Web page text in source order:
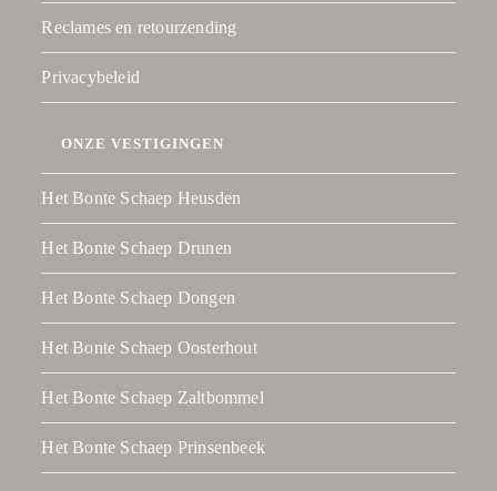
Reclames en retourzending
Privacybeleid
ONZE VESTIGINGEN
Het Bonte Schaep Heusden
Het Bonte Schaep Drunen
Het Bonte Schaep Dongen
Het Bonte Schaep Oosterhout
Het Bonte Schaep Zaltbommel
Het Bonte Schaep Prinsenbeek